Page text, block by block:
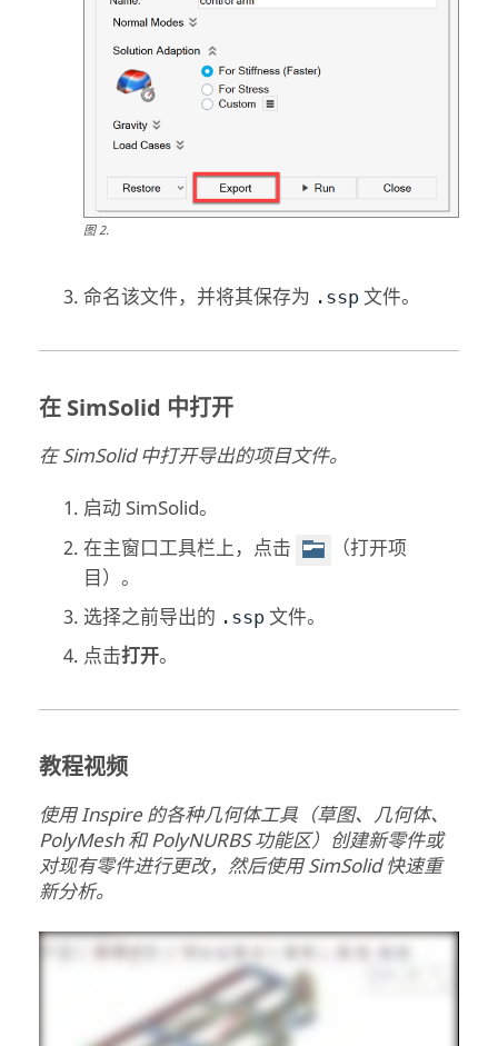
图2.
命名该文件，并将其保存为 .ssp 文件。
在 SimSolid 中打开
在SimSolid中打开导出的项目文件。
启动SimSolid。
在主窗口工具栏上，点击
（打开项
目）。
选择之前导出的 .ssp 文件。
点击打开。
教程视频
使用Inspire的各种几何体工具（草图、几何体、
PolyMesh 和 PolyNURBS 功能区）创建新零件或
对现有零件进行更改，然后使用SimSolid快速重
新分析。